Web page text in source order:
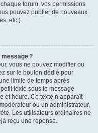
forum, vos permissions
pouvez publier de nouveaux
etc.).
?
vous ne pouvez modifier ou
sur le bouton dédié pour
limite de temps après
texte sous le message
et heure. Ce texte n’apparaît
ou un administrateur,
Les utilisateurs ordinaires ne
reçu une réponse.